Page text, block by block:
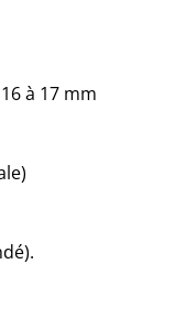
à 17 mm